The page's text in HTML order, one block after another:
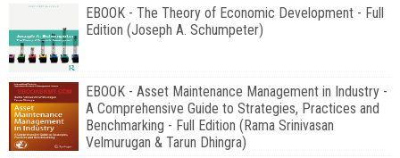
EBOOK - The Theory of Economic Development - Full
Edition (Joseph A. Schumpeter)
EBOOK - Asset Maintenance Management in Industry -
A Comprehensive Guide to Strategies, Practices and
Benchmarking - Full Edition (Rama Srinivasan
Velmurugan & Tarun Dhingra)